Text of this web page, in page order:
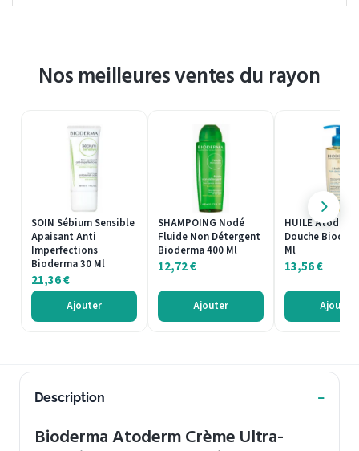
Nos meilleures ventes du rayon
SOIN Sébium Sensible
Apaisant Anti
Imperfections
Bioderma 30 Ml
21,36€
Ajouter
SHAMPOING Nodé
Fluide Non Détergent
Bioderma 400 Ml
12,72€
Ajouter
HUILE
Douche
Ml
13,56€
Ajouter
Description
Bioderma Atoderm Crème Ultra-